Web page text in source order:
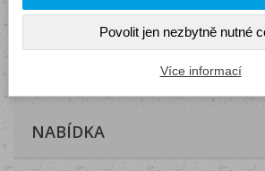
(prázdný)
NABÍDKA
Povolit jen nezbytně nutné
Více informací